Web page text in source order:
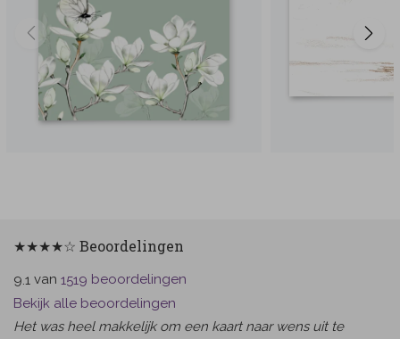
★★★★☆ Beoordelingen
9.1 van 1519 beoordelingen
Bekijk alle beoordelingen
Het was heel makkelijk om een kaart naar wens uit te